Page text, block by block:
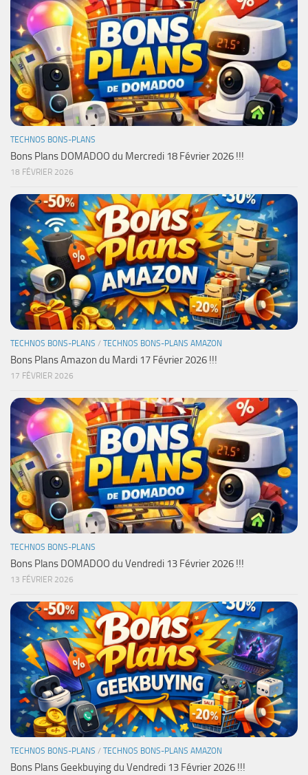
TECHNOS BONS-PLANS
Bons Plans DOMADOO du Mercredi 18 Février 2026 !!!
18 FÉVRIER 2026
TECHNOS BONS-PLANS / TECHNOS BONS-PLANS AMAZON
Bons Plans Amazon du Mardi 17 Février 2026 !!!
17 FÉVRIER 2026
TECHNOS BONS-PLANS
Bons Plans DOMADOO du Vendredi 13 Février 2026 !!!
13 FÉVRIER 2026
TECHNOS BONS-PLANS / TECHNOS BONS-PLANS AMAZON
Bons Plans Geekbuying du Vendredi 13 Février 2026 !!!